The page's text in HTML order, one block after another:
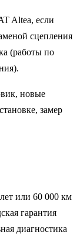
Altea, если
сцепления
(работы по
новые
замер
или 60 000 км
гарантия
диагностика